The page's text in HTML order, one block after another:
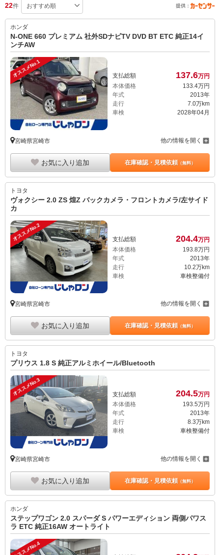
22件 提供：
ホンダ
N-ONE 660 プレミアム 社外SDナビTV DVD BT ETC 純正14イ
ンチAW
オススメNo.1 支払総額 137.6万円
本体価格
133.4万円
年式
2013年
走行
7.0万km
車検
2028年04月
宮崎県宮崎市 他の情報を開く
お気に入り追加 在庫確認・見積依頼（無料）
トヨタ
ヴォクシー 2.0 ZS 煌Z バックカメラ・フロントカメラ/左サイド
カ
オススメNo.2 支払総額 204.4万円
本体価格
193. 8万円
年式
2013年
走行
10.2万km
車検
車検整備付
宮崎県宮崎市 他の情報を開く
お気に入り追加 在庫確認・見積依頼（無料）
トヨタ
プリウス 1.8 S 純正アルミホイール/Bluetooth
オススメNo.3 支払総額 204.5万円
本体価格
193.5万円
年式
2013年
走行
8.3万km
車検
車検整備付
宮崎県宮崎市 他の情報を開く
お気に入り追加 在庫確認・見積依頼（無料）
ホンダ
ステップワゴン 2.0 スパーダ S パワーエディション 両側パワス
ラ ETC 純正16AW オートライト
オススメNo.4